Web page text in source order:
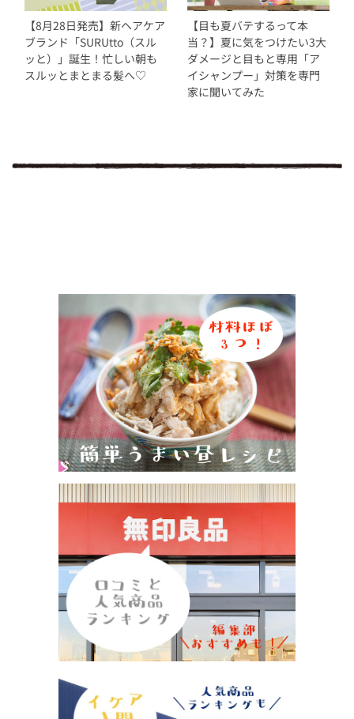
【8月28日発売】新ヘアケア
ブランド「SURUtto（スル
ッと）」誕生！忙しい朝も
スルッとまとまる髪へ♡
【目も夏バテするって本
当？】夏に気をつけたい3大
ダメージと目もと専用「ア
イシャンプー」対策を専門
家に聞いてみた